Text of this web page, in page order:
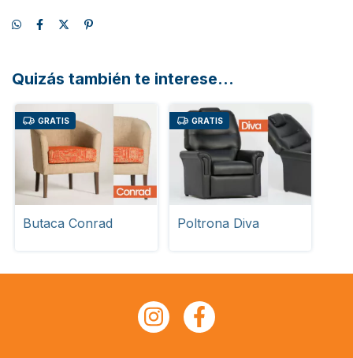
Quizás también te interese...
GRATIS
Butaca Conrad
GRATIS
Poltrona Diva